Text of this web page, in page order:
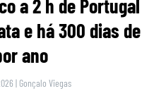
a 2 h de Portugal
e há 300 dias de
ano
| Gonçalo Viegas